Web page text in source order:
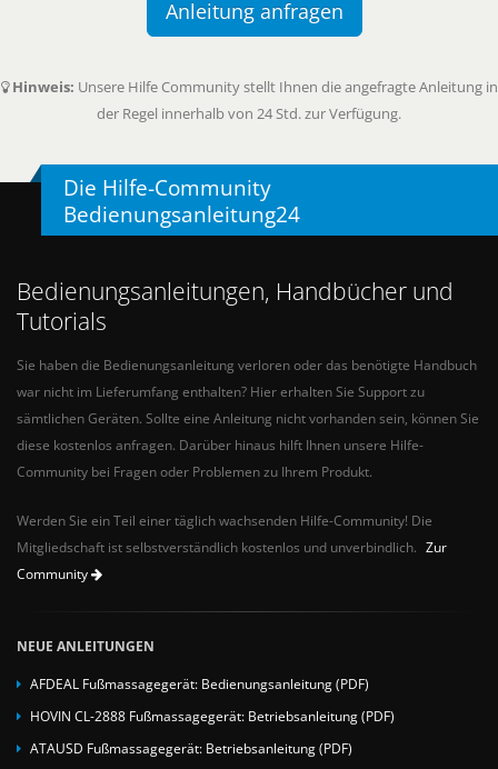
Anleitung anfragen
Hinweis: Unsere Hilfe Community stellt Ihnen die angefragte Anleitung in
der Regel innerhalb von 24 Std. zur Verfügung.
Die Hilfe-Community
Bedienungsanleitung24
Bedienungsanleitungen, Handbücher und
Tutorials
Sie haben die Bedienungsanleitung verloren oder das benötigte Handbuch
war nicht im Lieferumfang enthalten? Hier erhalten Sie Support zu
sämtlichen Geräten. Sollte eine Anleitung nicht vorhanden sein, können Sie
diese kostenlos anfragen. Darüber hinaus hilft Ihnen unsere Hilfe-
Community bei Fragen oder Problemen zu Ihrem Produkt.
Werden Sie ein Teil einer täglich wachsenden Hilfe-Community! Die
Mitgliedschaft ist selbstverständlich kostenlos und unverbindlich. Zur
Community
NEUE ANLEITUNGEN
AFDEAL Fußmassagegerät: Bedienungsanleitung (PDF)
HOVIN CL-2888 Fußmassagegerät: Betriebsanleitung (PDF)
ATAUSD Fußmassagegerät: Betriebsanleitung (PDF)